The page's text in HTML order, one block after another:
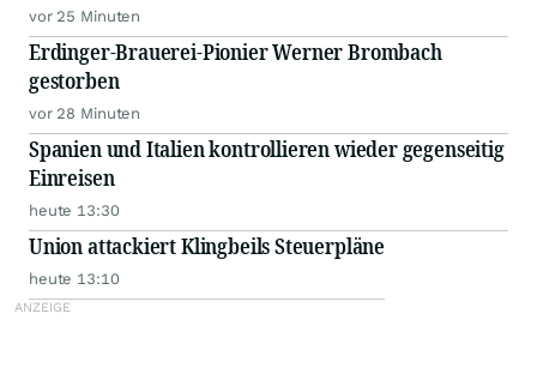
vor 25 Minuten
Erdinger-Brauerei-Pionier Werner Brombach
gestorben
vor 28 Minuten
Spanien und Italien kontrollieren wieder gegenseitig
Einreisen
heute 13:30
Union attackiert Klingbeils Steuerpläne
heute 13:10